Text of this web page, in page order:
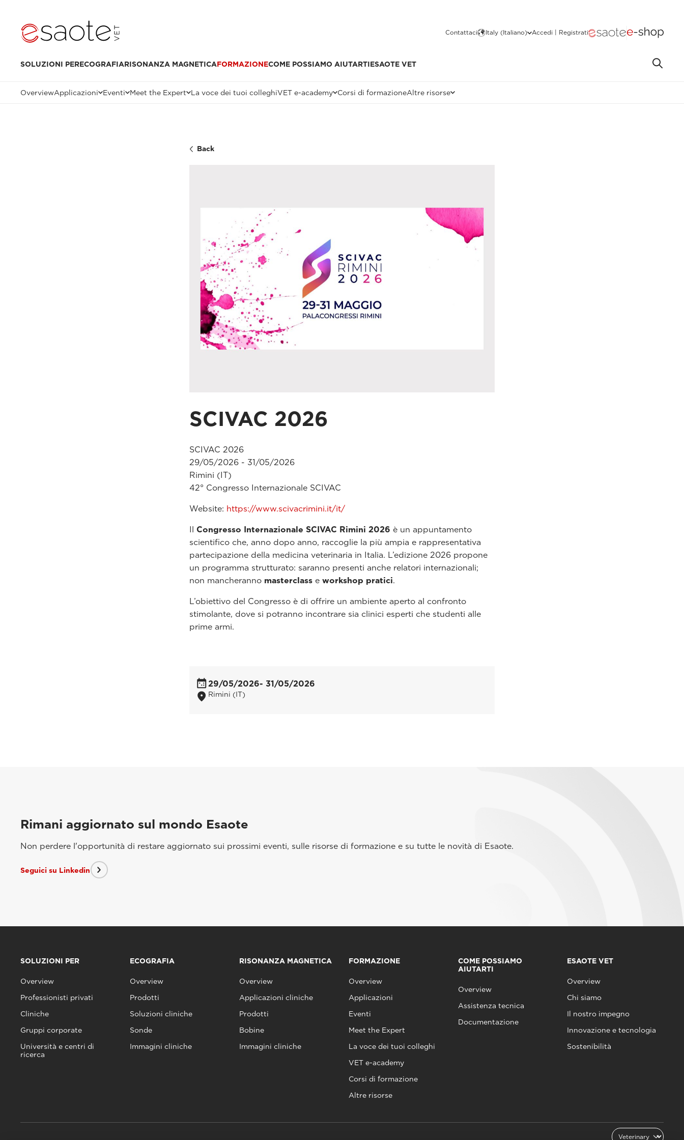
Contattaci Italy (Italiano) Accedi | Registrati
SOLUZIONI PERECOGRAFIARISONANZA MAGNETICAFORMAZIONECOME POSSIAMO AIUTARTIESAOTE VET
OverviewApplicazioni Eventi Meet the Expert La voce dei tuoi colleghiVET e-academy Corsi di formazioneAltre risorse
Back
SCIVAC 2026
SCIVAC 2026
29/05/2026 - 31/05/2026
Rimini (IT)
42° Congresso Internazionale SCIVAC
Website: https://www.scivacrimini.it/it/
Il Congresso Internazionale SCIVAC Rimini 2026 è un appuntamento
scientifico che, anno dopo anno, raccoglie la più ampia e rappresentativa
partecipazione della medicina veterinaria in Italia. L’edizione 2026 propone
un programma strutturato: saranno presenti anche relatori internazionali;
non mancheranno masterclass e workshop pratici.
L’obiettivo del Congresso è di offrire un ambiente aperto al confronto
stimolante, dove si potranno incontrare sia clinici esperti che studenti alle
prime armi.
29/05/2026- 31/05/2026
Rimini (IT)
Rimani aggiornato sul mondo Esaote
Non perdere l'opportunità di restare aggiornato sui prossimi eventi, sulle risorse di formazione e su tutte le novità di Esaote.
Seguici su Linkedin
SOLUZIONI PER
Overview
Professionisti privati
Cliniche
Gruppi corporate
Università e centri di
ricerca
ECOGRAFIA
Overview
Prodotti
Soluzioni cliniche
Sonde
Immagini cliniche
RISONANZA MAGNETICA
Overview
Applicazioni cliniche
Prodotti
Bobine
Immagini cliniche
FORMAZIONE
Overview
Applicazioni
Eventi
Meet the Expert
La voce dei tuoi colleghi
VET e-academy
Corsi di formazione
Altre risorse
COME POSSIAMO
AIUTARTI
Overview
Assistenza tecnica
Documentazione
ESAOTE VET
Overview
Chi siamo
Il nostro impegno
Innovazione e tecnologia
Sostenibilità